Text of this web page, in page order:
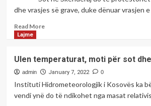
patent-
shoferit
nga
këto
kategori
pritet
të
dhe vrasjes së grave, duke dënuar vrasjen
Read MoreRead
në
Llaushë,
sot
protestohet
Lajme
Ulen temperaturat, moti për sot
admin January 7, 2022 0
Instituti Hidrometeorologjik i Kosovës ka
vendi ynë do të ndikohet nga masat